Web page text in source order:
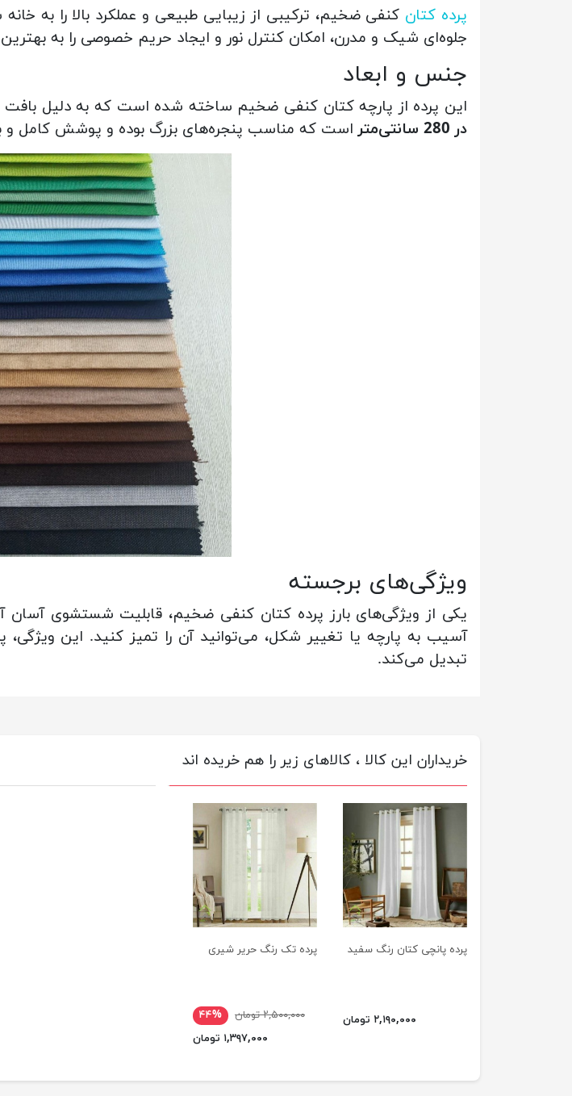
پرده کتان کنفی ضخیم، ترکیبی از زیبایی طبیعی و عملکرد بالا را به
جلوه‌ای شیک و مدرن، امکان کنترل نور و ایجاد حریم خصوصی را به
جنس و ابعاد
این پرده از پارچه کتان کنفی ضخیم ساخته شده است که به دلیل بافت
در 280 سانتی‌متر
است که مناسب پنجره‌های بزرگ بوده و پوشش کامل و
ویژگی‌های برجسته
یکی از ویژگی‌های بارز پرده کتان کنفی ضخیم، قابلیت شستشوی آسان
آسیب به پارچه یا تغییر شکل، می‌توانید آن را تمیز کنید. این ویژگی،
تبدیل می‌کند.
خریداران این کالا ، کالاهای زیر را هم خریده اند
پرده پانچی کتان رنگ سفید
۲,۱۹۰,۰۰۰ تومان
پرده تک رنگ حریر شیری
۲,۵۰۰,۰۰۰ تومان
۴۴%
۱,۳۹۷,۰۰۰ تومان